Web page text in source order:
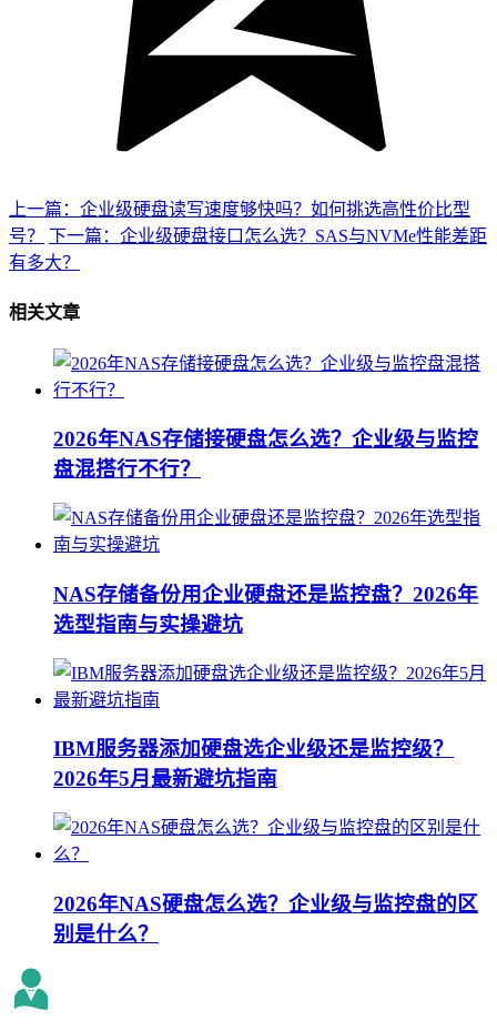
上一篇：企业级硬盘读写速度够快吗？如何挑选高性价比型
号？
下一篇：企业级硬盘接口怎么选？SAS与NVMe性能差距
有多大？
相关文章
2026年NAS存储接硬盘怎么选？企业级与监控
盘混搭行不行？
NAS存储备份用企业硬盘还是监控盘？2026年
选型指南与实操避坑
IBM服务器添加硬盘选企业级还是监控级？
2026年5月最新避坑指南
2026年NAS硬盘怎么选？企业级与监控盘的区
别是什么？